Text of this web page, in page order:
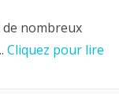
nombreux
Cliquez pour lire